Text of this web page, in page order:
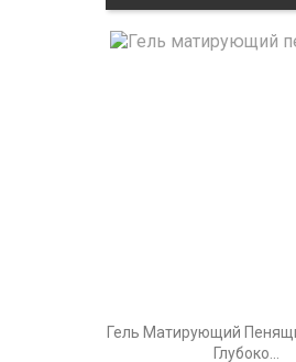
Гель Матирующий
Глубоко...